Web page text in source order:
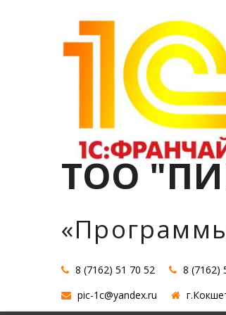
ТОО
8 (7162) 51 70 52 8 (7162)
pic-1c@yandex.ru